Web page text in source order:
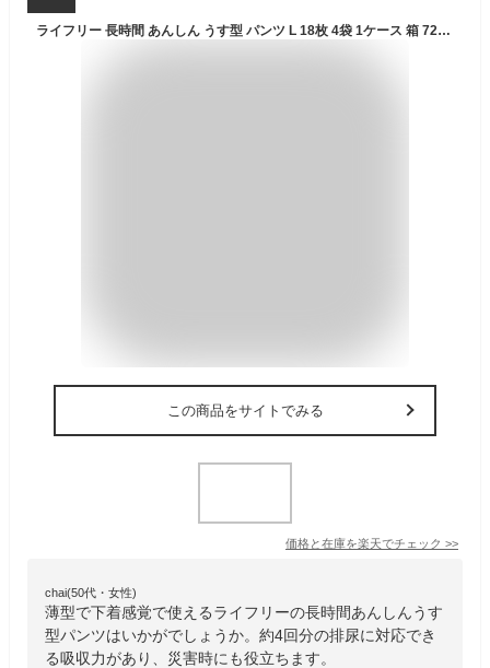
ライフリー 長時間 あんしん うす型 パンツ L 18枚 4袋 1ケース 箱 72枚 ユニ・チャーム 介護 紙おむつ 大人用 パンツタイプ 尿漏れ 尿取り 失禁 介護用おむつ
この商品をサイトでみる
価格と在庫を楽天でチェック >>
chai(50代・女性)
薄型で下着感覚で使えるライフリーの長時間あんしんうす
型パンツはいかがでしょうか。約4回分の排尿に対応でき
る吸収力があり、災害時にも役立ちます。